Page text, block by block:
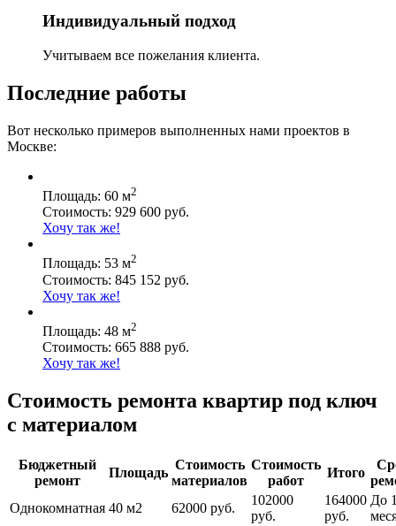
Индивидуальный подход
Учитываем все пожелания клиента.
Последние работы
Вот несколько примеров выполненных нами проектов в
Москве:
Площадь: 60 м2
Стоимость: 929 600 руб.
Хочу так же!
Площадь: 53 м2
Стоимость: 845 152 руб.
Хочу так же!
Площадь: 48 м2
Стоимость: 665 888 руб.
Хочу так же!
Стоимость ремонта квартир под ключ
с материалом
Бюджетный
ремонт
Площадь
Стоимость
материалов
Стоимость
работ
Итого
Однокомнатная 40 м2 62000 руб.
102000
руб.
164000
руб.
До